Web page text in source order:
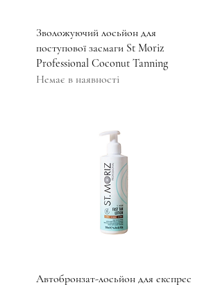
Швидкий перегляд
Зволожуючий лосьйон для
поступової засмаги St Moriz
Professional Coconut Tanning
Немає в наявності
Швидкий перегляд
Автобронзат-лосьйон для експрес